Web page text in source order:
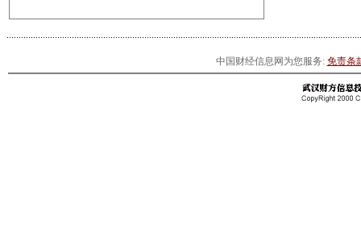
中国财经信息网为您服务: 免责条